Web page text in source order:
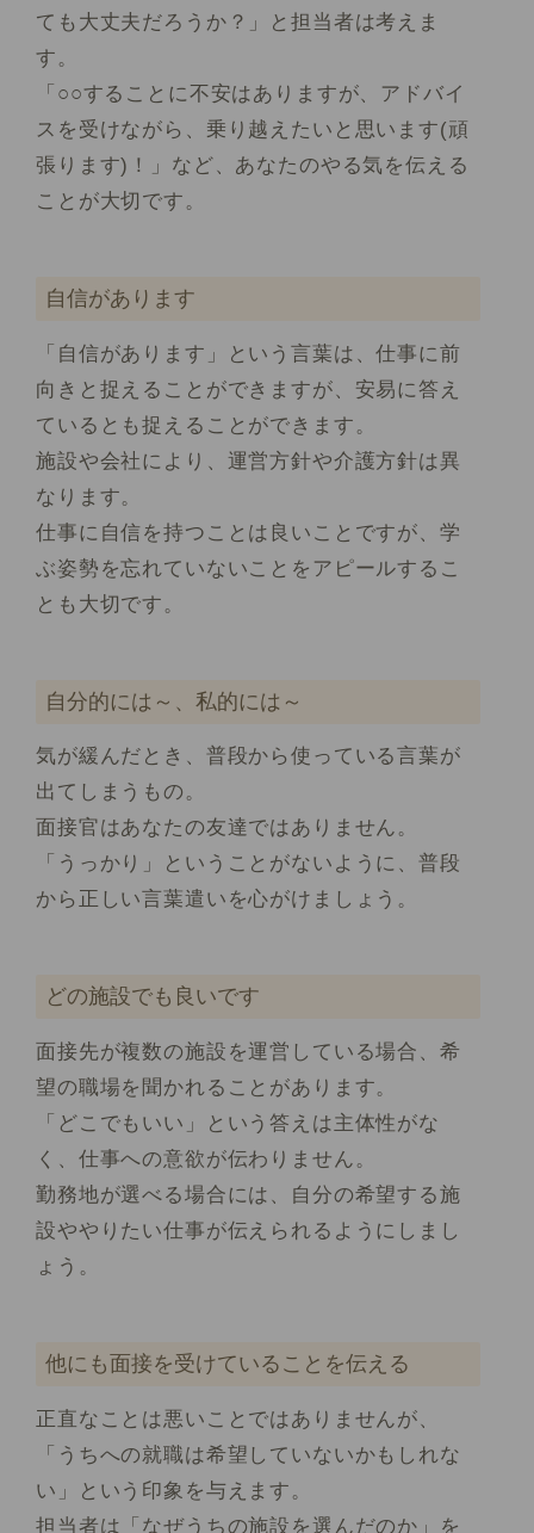
ても大丈夫だろうか？」と担当者は考えま
す。
「○○することに不安はありますが、アドバイ
スを受けながら、乗り越えたいと思います(頑
張ります)！」など、あなたのやる気を伝える
ことが大切です。
自信があります
「自信があります」という言葉は、仕事に前
向きと捉えることができますが、安易に答え
ているとも捉えることができます。
施設や会社により、運営方針や介護方針は異
なります。
仕事に自信を持つことは良いことですが、学
ぶ姿勢を忘れていないことをアピールするこ
とも大切です。
自分的には～、私的には～
気が緩んだとき、普段から使っている言葉が
出てしまうもの。
面接官はあなたの友達ではありません。
「うっかり」ということがないように、普段
から正しい言葉遣いを心がけましょう。
どの施設でも良いです
面接先が複数の施設を運営している場合、希
望の職場を聞かれることがあります。
「どこでもいい」という答えは主体性がな
く、仕事への意欲が伝わりません。
勤務地が選べる場合には、自分の希望する施
設ややりたい仕事が伝えられるようにしまし
ょう。
他にも面接を受けていることを伝える
正直なことは悪いことではありませんが、
「うちへの就職は希望していないかもしれな
い」という印象を与えます。
担当者は「なぜうちの施設を選んだのか」を